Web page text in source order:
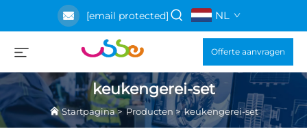
[email protected] NL
Offerte aanvragen
keukengerei-set
Startpagina>Producten>keukengerei-set